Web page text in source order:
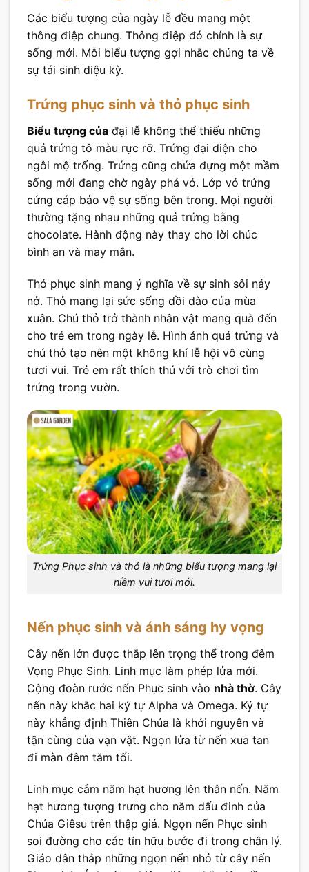
Các biểu tượng của ngày lễ đều mang một
thông điệp chung. Thông điệp đó chính là sự
sống mới. Mỗi biểu tượng gợi nhắc chúng ta về
sự tái sinh diệu kỳ.
Trứng phục sinh và thỏ phục sinh
Biểu tượng của đại lễ không thể thiếu những
quả trứng tô màu rực rỡ. Trứng đại diện cho
ngôi mộ trống. Trứng cũng chứa đựng một mầm
sống mới đang chờ ngày phá vỏ. Lớp vỏ trứng
cứng cáp bảo vệ sự sống bên trong. Mọi người
thường tặng nhau những quả trứng bằng
chocolate. Hành động này thay cho lời chúc
bình an và may mắn.
Thỏ phục sinh mang ý nghĩa về sự sinh sôi nảy
nở. Thỏ mang lại sức sống dồi dào của mùa
xuân. Chú thỏ trở thành nhân vật mang quà đến
cho trẻ em trong ngày lễ. Hình ảnh quả trứng và
chú thỏ tạo nên một không khí lễ hội vô cùng
tươi vui. Trẻ em rất thích thú với trò chơi tìm
trứng trong vườn.
Trứng Phục sinh và thỏ là những biểu tượng mang lại
niềm vui tươi mới.
Nến phục sinh và ánh sáng hy vọng
Cây nến lớn được thắp lên trọng thể trong đêm
Vọng Phục Sinh. Linh mục làm phép lửa mới.
Cộng đoàn rước nến Phục sinh vào nhà thờ. Cây
nến này khắc hai ký tự Alpha và Omega. Ký tự
này khẳng định Thiên Chúa là khởi nguyên và
tận cùng của vạn vật. Ngọn lửa từ nến xua tan
đi màn đêm tăm tối.
Linh mục cắm năm hạt hương lên thân nến. Năm
hạt hương tượng trưng cho năm dấu đinh của
Chúa Giêsu trên thập giá. Ngọn nến Phục sinh
soi đường cho các tín hữu bước đi trong chân lý.
Giáo dân thắp những ngọn nến nhỏ từ cây nến